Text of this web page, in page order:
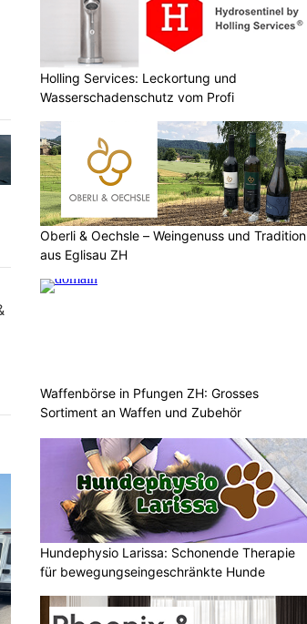
Holling Services: Leckortung und
Wasserschadenschutz vom Profi
Oberli & Oechsle – Weingenuss und Tradition
aus Eglisau ZH
Waffenbörse in Pfungen ZH: Grosses
Sortiment an Waffen und Zubehör
Hundephysio Larissa: Schonende Therapie
für bewegungseingeschränkte Hunde